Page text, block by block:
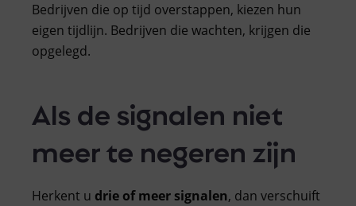
Bedrijven die op tijd overstappen, kiezen hun
eigen tijdlijn. Bedrijven die wachten, krijgen die
opgelegd.
Als de signalen niet
meer te negeren zijn
Herkent u drie of meer signalen, dan verschuift